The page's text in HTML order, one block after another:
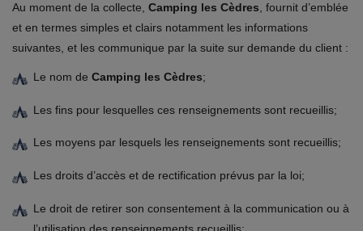
Au moment de la collecte, Camping les Cèdres, fournit d’emblée
et en termes simples et clairs notamment les informations
suivantes, et les communique par la suite sur demande du client :
Le nom de Camping les Cèdres;
Les fins pour lesquelles ces renseignements sont recueillis;
Les moyens par lesquels les renseignements sont recueillis;
Les droits d’accès et de rectification prévus par la loi;
Le droit de retirer son consentement à la communication ou à